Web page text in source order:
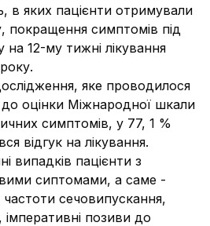
в яких пацієнти отримували
покращення симптомів під
12-му тижні лікування
яке проводилося
до оцінки Міжнародної шкали
симптомів, у 77, 1 %
відгук на лікування.
випадків пацієнти з
сиптомами, а саме -
частоти сечовипускання,
позиви до